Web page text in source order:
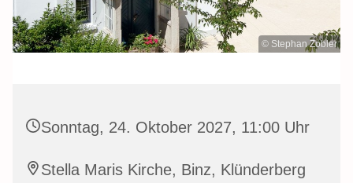
© Stephan Zobler
Sonntag, 24. Oktober 2027, 11:00 Uhr
Stella Maris Kirche, Binz, Klünderberg